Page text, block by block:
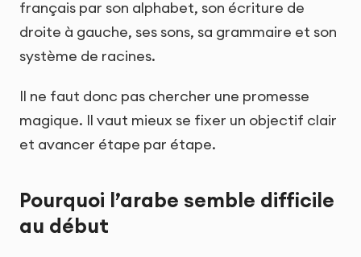
français par son alphabet, son écriture de
droite à gauche, ses sons, sa grammaire et son
système de racines.
Il ne faut donc pas chercher une promesse
magique. Il vaut mieux se fixer un objectif clair
et avancer étape par étape.
Pourquoi l’arabe semble difficile
au début